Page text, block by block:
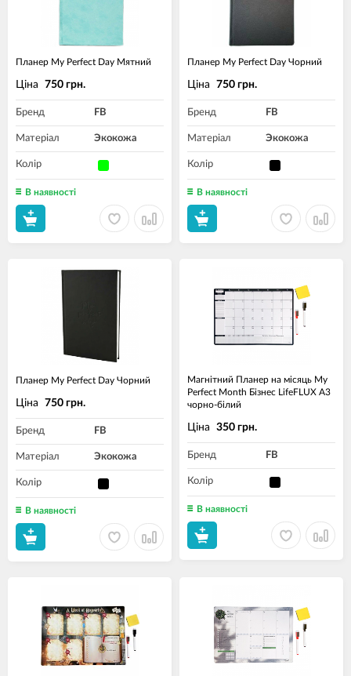
Планер My Perfect Day Мятний
Ціна 750 грн.
Бренд FB
Матеріал Экокожа
Колір
В наявності
Планер My Perfect Day Чорний
Ціна 750 грн.
Бренд FB
Матеріал Экокожа
Колір
В наявності
Планер My Perfect Day Чорний
Ціна 750 грн.
Бренд FB
Матеріал Экокожа
Колір
В наявності
Магнітний Планер на місяць My
Perfect Month Бізнес LifeFLUX А3
чорно-білий
Ціна 350 грн.
Бренд FB
Колір
В наявності